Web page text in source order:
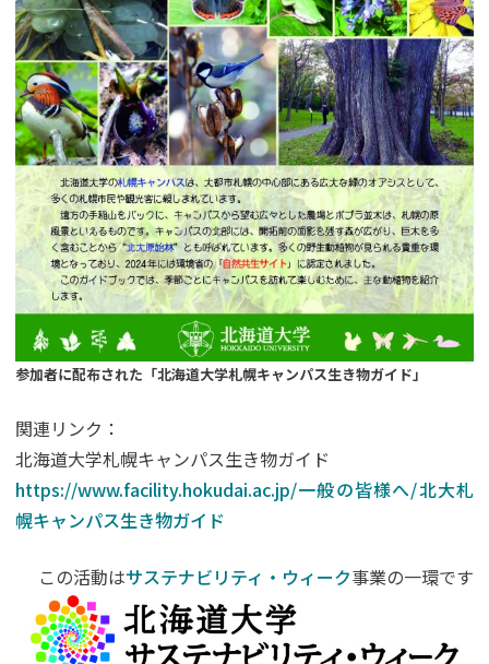
参加者に配布された「北海道大学札幌キャンパス生き物ガイド」
関連リンク：
北海道大学札幌キャンパス生き物ガイド
https://www.facility.hokudai.ac.jp/一般の皆様へ/北大札
幌キャンパス生き物ガイド
この活動はサステナビリティ・ウィーク事業の一環です